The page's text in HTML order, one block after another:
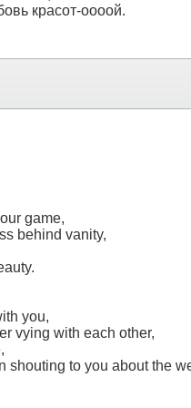
красот-оооой.
game,
behind vanity,
you,
vying with each other,
shouting to you about the